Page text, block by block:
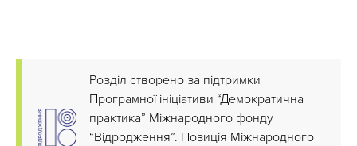
Розділ створено за підтримки
Програмної ініціативи “Демократична
практика” Міжнародного фонду
“Відродження”. Позиція Міжнародного